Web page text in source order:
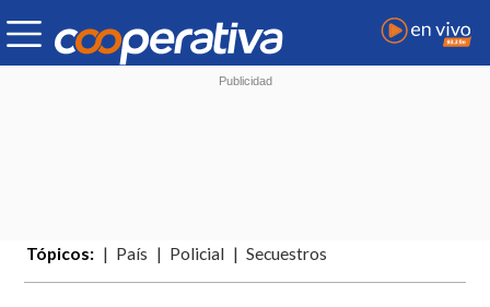
Tópicos: País Policial Secuestros